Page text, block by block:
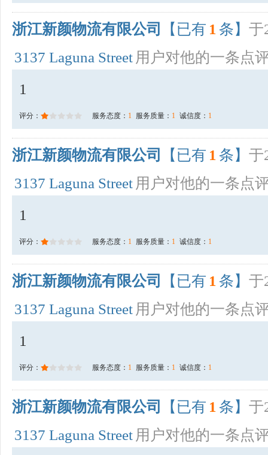
浙江新颜物流有限公司 【已有 1 条】 于
3137 Laguna Street 用户对他的一条点
1
评分： 服务态度： 1 服务质量： 1 诚信度： 1
浙江新颜物流有限公司 【已有 1 条】 于
3137 Laguna Street 用户对他的一条点
1
评分： 服务态度： 1 服务质量： 1 诚信度： 1
浙江新颜物流有限公司 【已有 1 条】 于
3137 Laguna Street 用户对他的一条点
1
评分： 服务态度： 1 服务质量： 1 诚信度： 1
浙江新颜物流有限公司 【已有 1 条】 于
3137 Laguna Street 用户对他的一条点